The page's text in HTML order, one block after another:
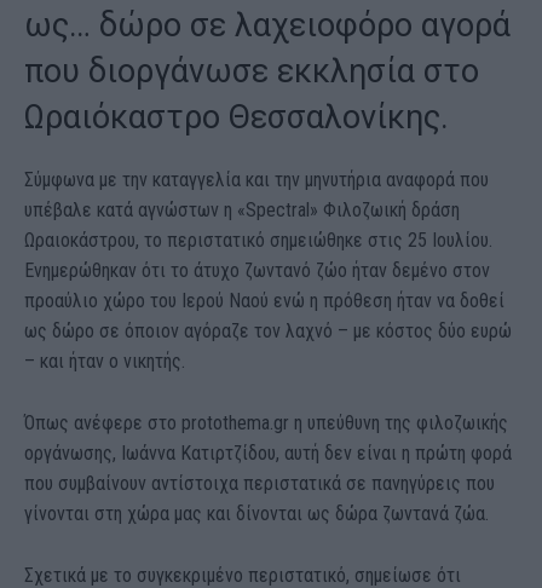
ως… δώρο σε λαχειοφόρο αγορά
που διοργάνωσε εκκλησία στο
Ωραιόκαστρο Θεσσαλονίκης.
Σύμφωνα με την καταγγελία και την μηνυτήρια αναφορά που
υπέβαλε κατά αγνώστων η «Spectral» Φιλοζωική δράση
Ωραιοκάστρου, το περιστατικό σημειώθηκε στις 25 Ιουλίου.
Ενημερώθηκαν ότι το άτυχο ζωντανό ζώο ήταν δεμένο στον
προαύλιο χώρο του Ιερού Ναού ενώ η πρόθεση ήταν να δοθεί
ως δώρο σε όποιον αγόραζε τον λαχνό – με κόστος δύο ευρώ
– και ήταν ο νικητής.
Όπως ανέφερε στο protothema.gr η υπεύθυνη της φιλοζωικής
οργάνωσης, Ιωάννα Κατιρτζίδου, αυτή δεν είναι η πρώτη φορά
που συμβαίνουν αντίστοιχα περιστατικά σε πανηγύρεις που
γίνονται στη χώρα μας και δίνονται ως δώρα ζωντανά ζώα.
Σχετικά με το συγκεκριμένο περιστατικό, σημείωσε ότι